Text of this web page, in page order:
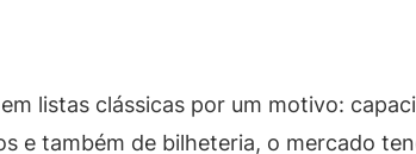
listas clássicas por um motivo:
e também de bilheteria, o mercado